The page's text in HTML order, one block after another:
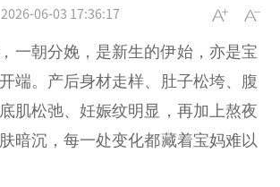
2026-06-03 17:36:17
一朝分娩，是新生的伊始，亦是宝
端。产后身材走样、肚子松垮、腹
肌松弛、妊娠纹明显，再加上熬夜
暗沉，每一处变化都藏着宝妈难以